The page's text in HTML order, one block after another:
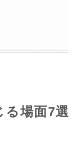
る場面7選